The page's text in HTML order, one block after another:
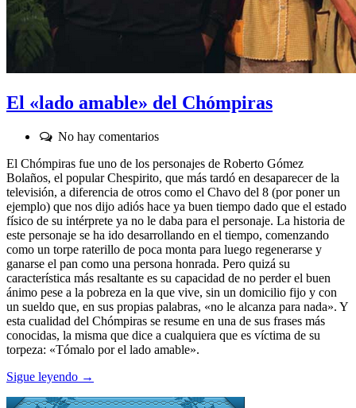
El «lado amable» del Chómpiras
Comentarios:
No hay comentarios
El Chómpiras fue uno de los personajes de Roberto Gómez
Bolaños, el popular Chespirito, que más tardó en desaparecer de la
televisión, a diferencia de otros como el Chavo del 8 (por poner un
ejemplo) que nos dijo adiós hace ya buen tiempo dado que el estado
físico de su intérprete ya no le daba para el personaje. La historia de
este personaje se ha ido desarrollando en el tiempo, comenzando
como un torpe raterillo de poca monta para luego regenerarse y
ganarse el pan como una persona honrada. Pero quizá su
característica más resaltante es su capacidad de no perder el buen
ánimo pese a la pobreza en la que vive, sin un domicilio fijo y con
un sueldo que, en sus propias palabras, «no le alcanza para nada». Y
esta cualidad del Chómpiras se resume en una de sus frases más
conocidas, la misma que dice a cualquiera que es víctima de su
torpeza: «Tómalo por el lado amable».
Sigue leyendo →